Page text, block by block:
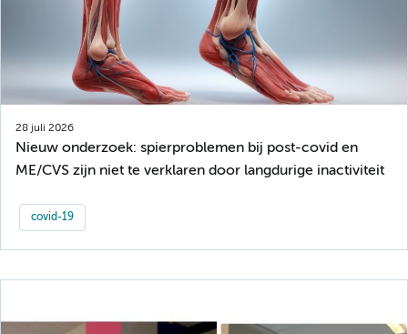
28 juli 2026
Nieuw onderzoek: spierproblemen bij post-covid en
ME/CVS zijn niet te verklaren door langdurige inactiviteit
covid-19